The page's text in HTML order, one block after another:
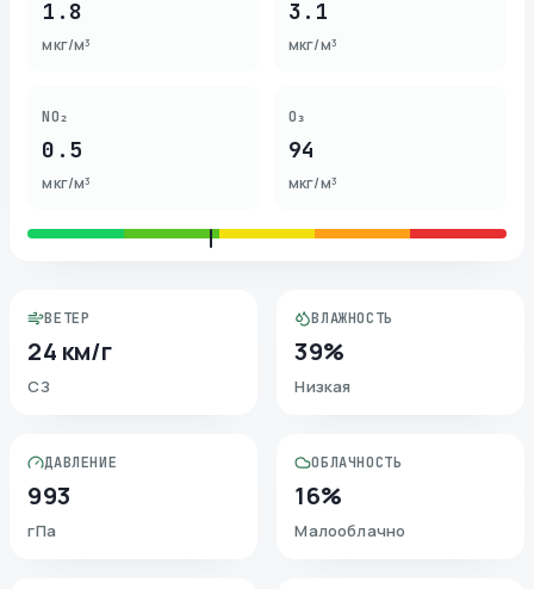
1.8
мкг/м³
3.1
мкг/м³
NO₂
0.5
мкг/м³
O₃
94
мкг/м³
ВЕТЕР
24 км/г
СЗ
ВЛАЖНОСТЬ
39%
Низкая
ДАВЛЕНИЕ
993
гПа
ОБЛАЧНОСТЬ
16%
Малооблачно